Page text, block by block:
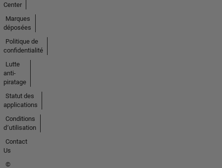
Center
Marques
déposées
Politique de
confidentialité
Lutte
anti-
piratage
Statut des
applications
Conditions
d՚utilisation
Contact
Us
©